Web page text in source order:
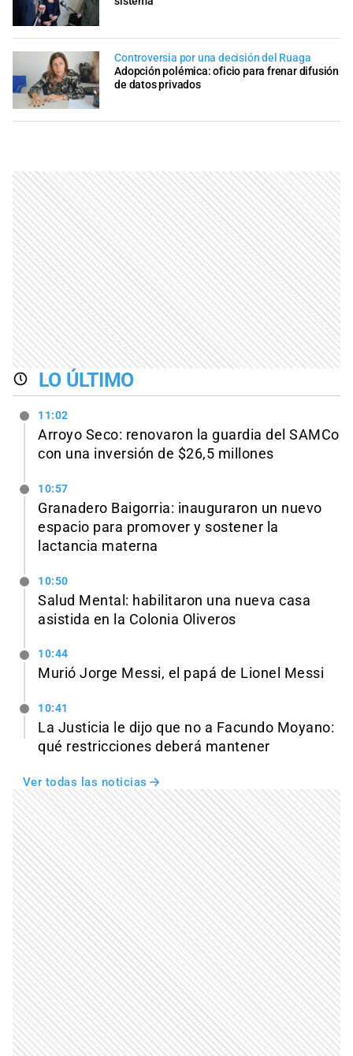
Controversia por una decisión del Ruaga
Adopción polémica: oficio para frenar difusión
de datos privados
LO ÚLTIMO
11:02
Arroyo Seco: renovaron la guardia del SAMCo
con una inversión de $26,5 millones
10:57
Granadero Baigorria: inauguraron un nuevo
espacio para promover y sostener la
lactancia materna
10:50
Salud Mental: habilitaron una nueva casa
asistida en la Colonia Oliveros
10:44
Murió Jorge Messi, el papá de Lionel Messi
10:41
La Justicia le dijo que no a Facundo Moyano:
qué restricciones deberá mantener
Ver todas las noticias